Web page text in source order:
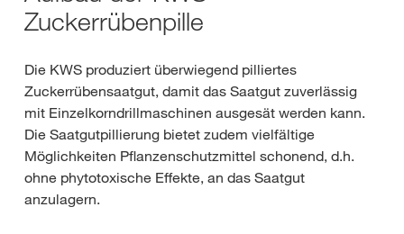
Zuckerrübenpille
Die KWS produziert überwiegend pilliertes
Zuckerrübensaatgut, damit das Saatgut zuverlässig
mit Einzelkorndrillmaschinen ausgesät werden kann.
Die Saatgutpillierung bietet zudem vielfältige
Möglichkeiten Pflanzenschutzmittel schonend, d.h.
ohne phytotoxische Effekte, an das Saatgut
anzulagern.